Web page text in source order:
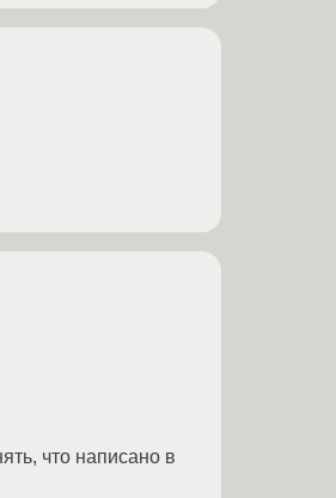
что написано в